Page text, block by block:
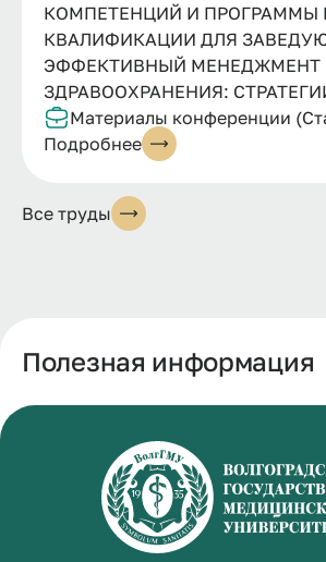
КОМПЕТЕНЦИЙ И
КВАЛИФИКАЦИИ ДЛЯ
ЭФФЕКТИВНЫЙ МЕНЕДЖМЕНТ
ЗДРАВООХРАНЕНИЯ:
Материалы конференции
Подробнее
Все труды
Полезная информация